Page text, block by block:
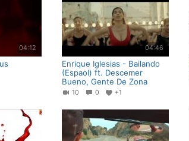
04:12 04:46
Enrique Iglesias - Bailando
(Espaol) ft. Descemer
Bueno, Gente De Zona
10 0 +1